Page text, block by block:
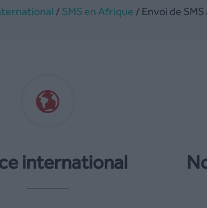
/SMS en Afrique / Envoi de SMS
international
Nombre de téléphone